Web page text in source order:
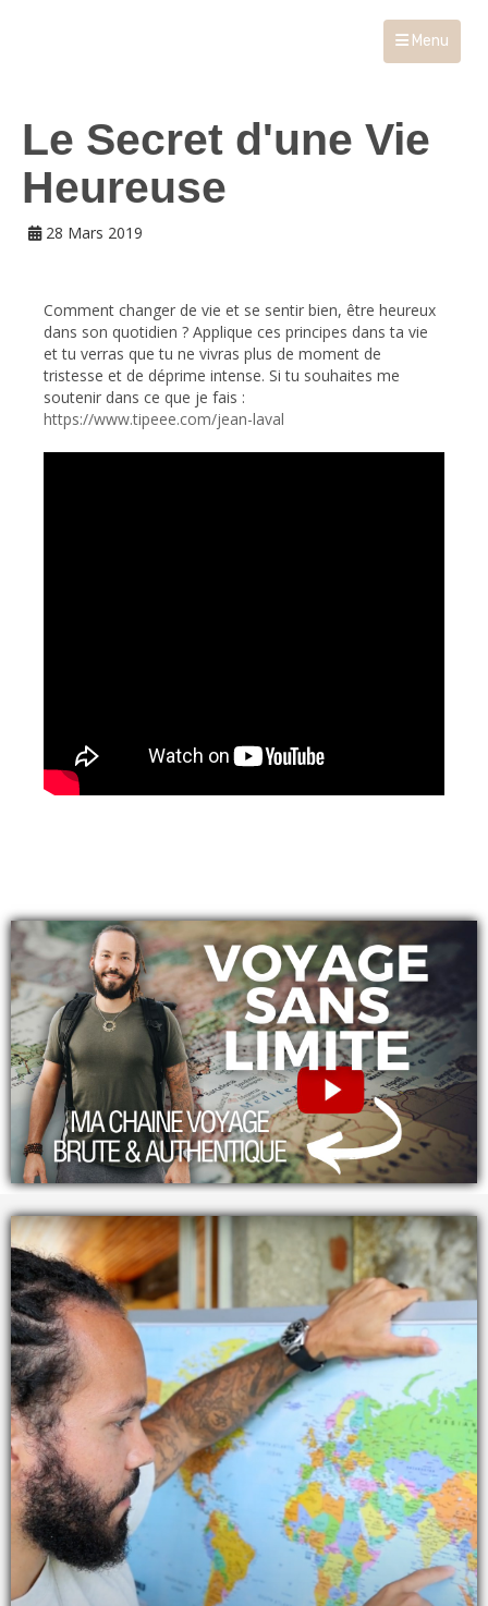
Menu
Le Secret d'une Vie
Heureuse
28 Mars 2019
Comment changer de vie et se sentir bien, être heureux
dans son quotidien ? Applique ces principes dans ta vie
et tu verras que tu ne vivras plus de moment de
tristesse et de déprime intense. Si tu souhaites me
soutenir dans ce que je fais :
https://www.tipeee.com/jean-laval